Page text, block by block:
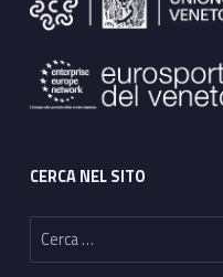
CERCA NEL SITO
Ricerca per: